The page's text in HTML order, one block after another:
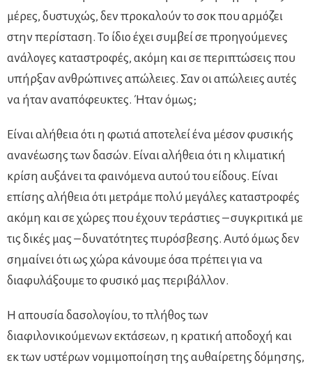
μέρες, δυστυχώς, δεν προκαλούν το σοκ που αρμόζει
στην περίσταση. Το ίδιο έχει συμβεί σε προηγούμενες
ανάλογες καταστροφές, ακόμη και σε περιπτώσεις που
υπήρξαν ανθρώπινες απώλειες. Σαν οι απώλειες αυτές
να ήταν αναπόφευκτες. Ήταν όμως;
Είναι αλήθεια ότι η φωτιά αποτελεί ένα μέσον φυσικής
ανανέωσης των δασών. Είναι αλήθεια ότι η κλιματική
κρίση αυξάνει τα φαινόμενα αυτού του είδους. Είναι
επίσης αλήθεια ότι μετράμε πολύ μεγάλες καταστροφές
ακόμη και σε χώρες που έχουν τεράστιες – συγκριτικά με
τις δικές μας – δυνατότητες πυρόσβεσης. Αυτό όμως δεν
σημαίνει ότι ως χώρα κάνουμε όσα πρέπει για να
διαφυλάξουμε το φυσικό μας περιβάλλον.
Η απουσία δασολογίου, το πλήθος των
διαφιλονικούμενων εκτάσεων, η κρατική αποδοχή και
εκ των υστέρων νομιμοποίηση της αυθαίρετης δόμησης,